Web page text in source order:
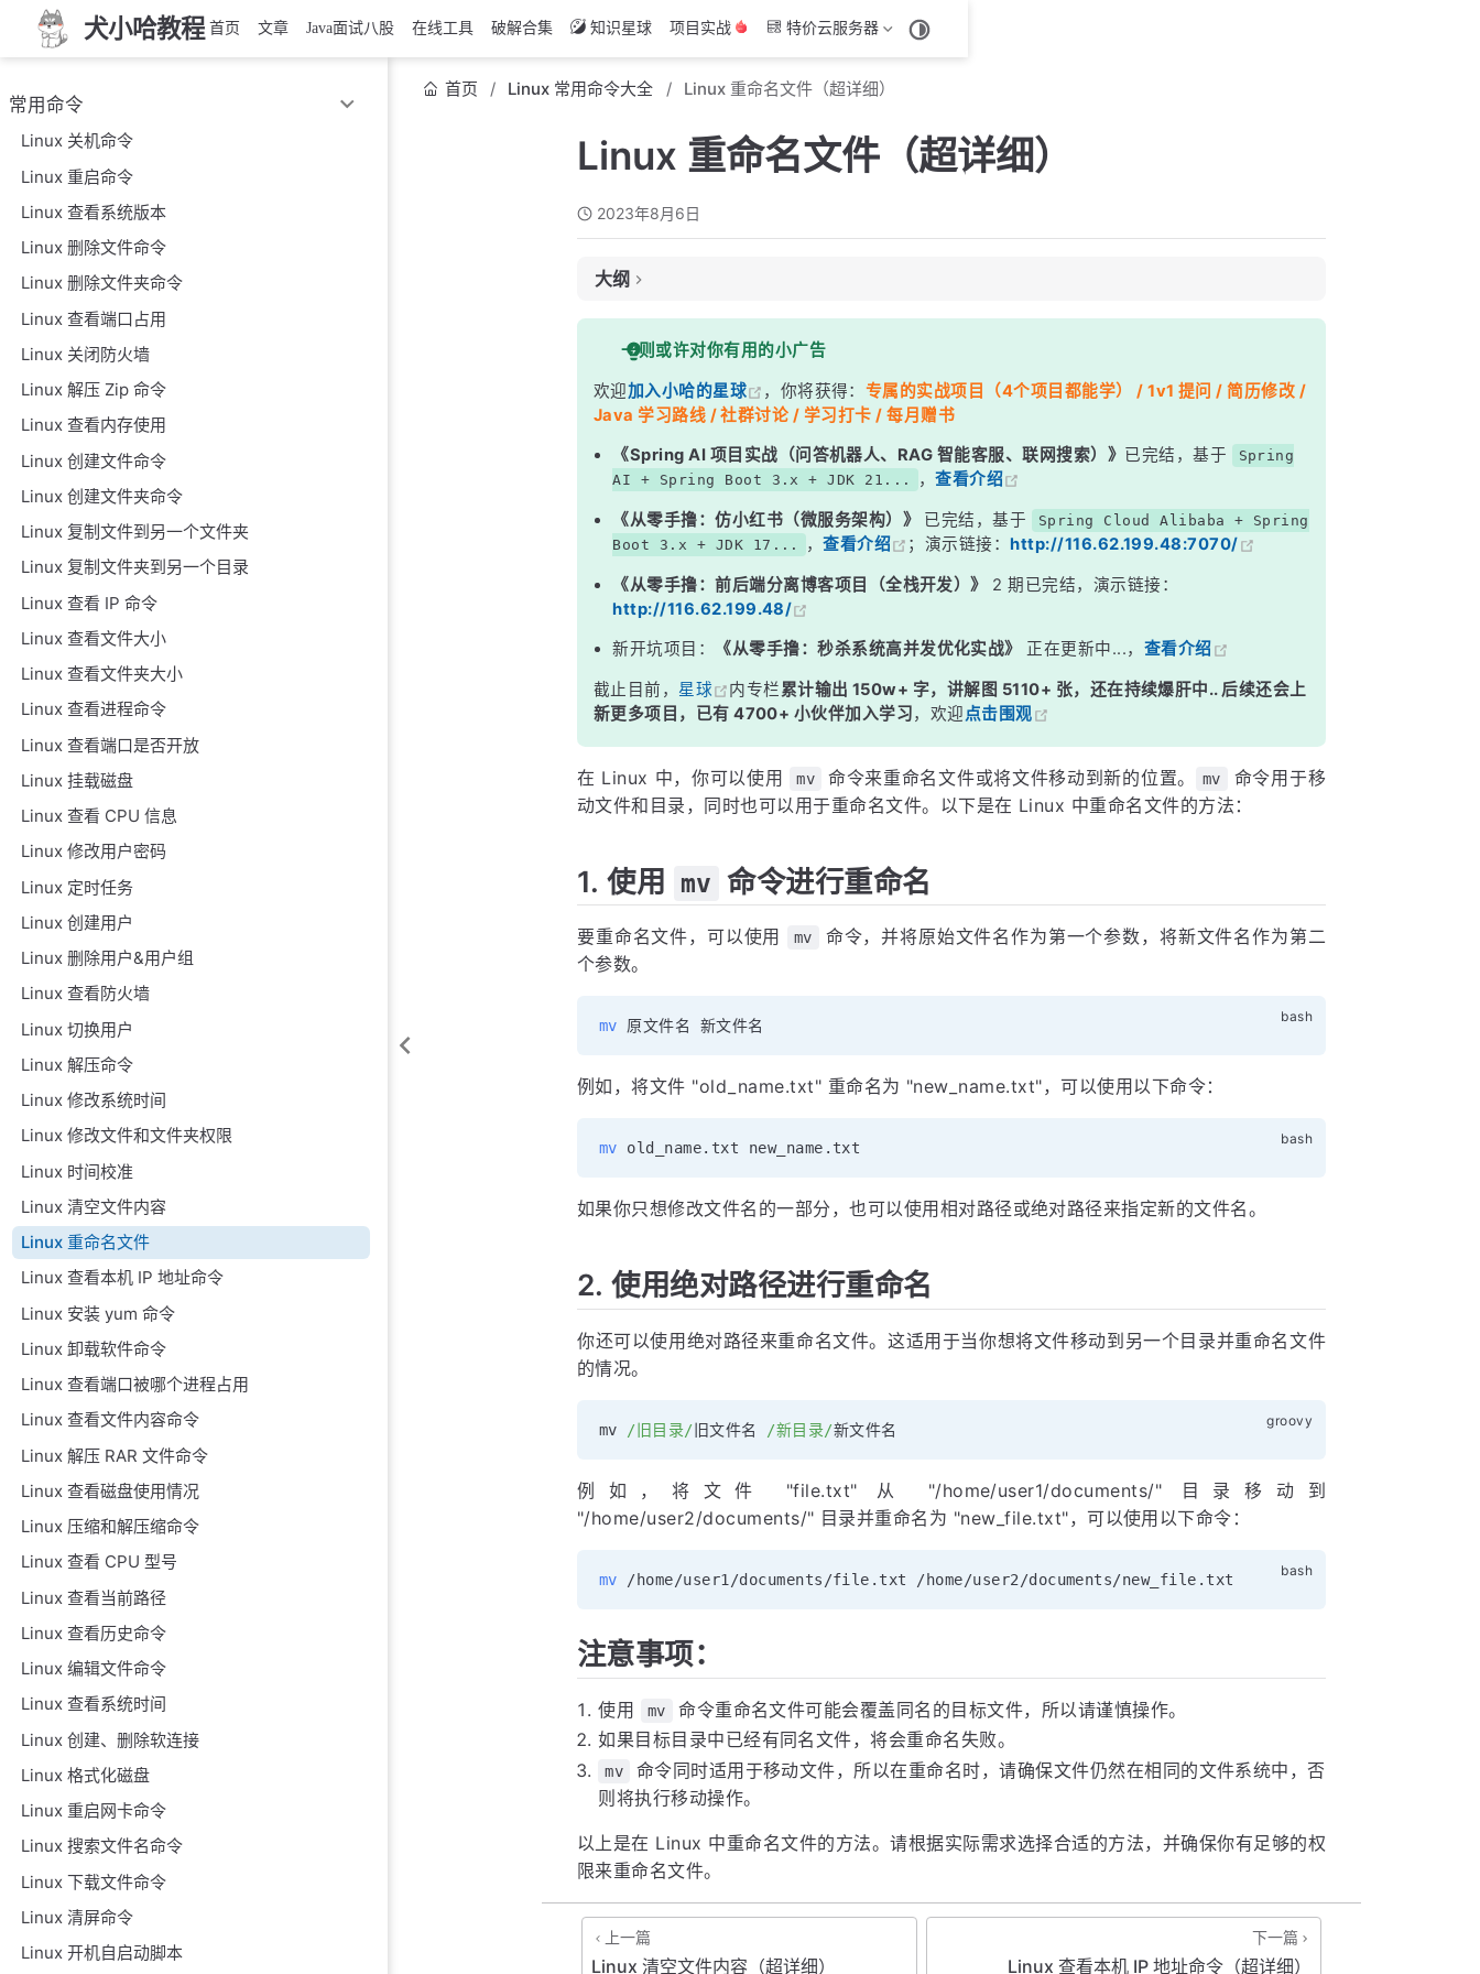
犬小哈教程 首页 文章 Java面试八股 在线工具 破解合集 知识星球 项目实战 特价云服务器
常用命令
Linux 关机命令
Linux 重启命令
Linux 查看系统版本
Linux 删除文件命令
Linux 删除文件夹命令
Linux 查看端口占用
Linux 关闭防火墙
Linux 解压 Zip 命令
Linux 查看内存使用
Linux 创建文件命令
Linux 创建文件夹命令
Linux 复制文件到另一个文件夹
Linux 复制文件夹到另一个目录
Linux 查看 IP 命令
Linux 查看文件大小
Linux 查看文件夹大小
Linux 查看进程命令
Linux 查看端口是否开放
Linux 挂载磁盘
Linux 查看 CPU 信息
Linux 修改用户密码
Linux 定时任务
Linux 创建用户
Linux 删除用户&用户组
Linux 查看防火墙
Linux 切换用户
Linux 解压命令
Linux 修改系统时间
Linux 修改文件和文件夹权限
Linux 时间校准
Linux 清空文件内容
Linux 重命名文件
Linux 查看本机 IP 地址命令
Linux 安装 yum 命令
Linux 卸载软件命令
Linux 查看端口被哪个进程占用
Linux 查看文件内容命令
Linux 解压 RAR 文件命令
Linux 查看磁盘使用情况
Linux 压缩和解压缩命令
Linux 查看 CPU 型号
Linux 查看当前路径
Linux 查看历史命令
Linux 编辑文件命令
Linux 查看系统时间
Linux 创建、删除软连接
Linux 格式化磁盘
Linux 重启网卡命令
Linux 搜索文件名命令
Linux 下载文件命令
Linux 清屏命令
Linux 开机自启动脚本
首页 Linux 常用命令大全 Linux 重命名文件（超详细）
Linux 重命名文件（超详细）
2023年8月6日
大纲
1. 使用 mv 命令进行重命名
2. 使用绝对路径进行重命名
注意事项：
一则或许对你有用的小广告
欢迎加入小哈的星球 ，你将获得： 专属的实战项目（4个项目都能学） / 1v1 提问 / 简历修改 /
Java 学习路线 / 社群讨论 / 学习打卡 / 每月赠书
《Spring AI 项目实战（问答机器人、RAG 智能客服、联网搜索）》 已完结，基于
Spring
AI + Spring Boot 3.x + JDK 21...
，查看介绍
《从零手撸：仿小红书（微服务架构）》 已完结，基于
Spring Cloud Alibaba + Spring
Boot 3.x + JDK 17...
，查看介绍 ；演示链接：http://116.62.199.48:7070/
《从零手撸：前后端分离博客项目（全栈开发）》
2 期已完结，演示链接：
http://116.62.199.48/
新开坑项目： 《从零手撸：秒杀系统高并发优化实战》 正在更新中...， 查看介绍
截止目前， 星球 内专栏累计输出 150w+ 字，讲解图 5110+ 张，还在持续爆肝中.. 后续还会上
新更多项目，已有 4700+ 小伙伴加入学习，欢迎点击围观
在 Linux 中，你可以使用 mv 命令来重命名文件或将文件移动到新的位置。 mv
命令用于移
动文件和目录，同时也可以用于重命名文件。以下是在 Linux 中重命名文件的方法：
1. 使用 mv 命令进行重命名
要重命名文件，可以使用 mv
命令，并将原始文件名作为第一个参数，将新文件名作为第二
个参数。
mv
例如，将文件 "old_name.txt" 重命名为 "new_name.txt"，可以使用以下命令：
mv
如果你只想修改文件名的一部分，也可以使用相对路径或绝对路径来指定新的文件名。
2. 使用绝对路径进行重命名
你还可以使用绝对路径来重命名文件。这适用于当你想将文件移动到另一个目录并重命名文件
的情况。
mv /旧目录/ 旧文件名 /新目录/
例如，将文件 "file.txt" 从 "/home/user1/documents/" 目录移动到
"/home/user2/documents/" 目录并重命名为 "new_file.txt"，可以使用以下命令：
mv
注意事项：
使用 mv
命令重命名文件可能会覆盖同名的目标文件，所以请谨慎操作。
如果目标目录中已经有同名文件，将会重命名失败。
mv
命令同时适用于移动文件，所以在重命名时，请确保文件仍然在相同的文件系统中，否
则将执行移动操作。
以上是在 Linux 中重命名文件的方法。请根据实际需求选择合适的方法，并确保你有足够的权
限来重命名文件。
上一篇
Linux 清空文件内容（超详细）
下一篇
Linux 查看本机 IP 地址命令（超详细）